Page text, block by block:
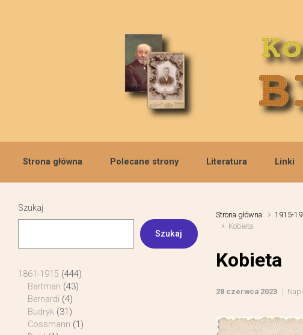
Strona główna Polecane strony Literatura Linki
Strona główna 1915-
Kobieta
Kobieta
28 czerwca 2023
Szukaj
Szukaj
1861-1915 (444)
Bartman (43)
Bernardi (4)
Budryk (31)
Cossmann (1)